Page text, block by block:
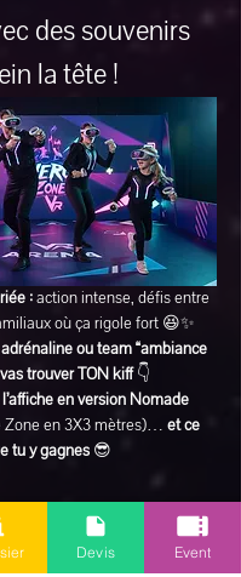
des souvenirs
la tête !
: action intense, défis entre
où ça rigole fort 😆✨
ou team “ambiance
trouver TON kiff 👇
en version Nomade
Zone en 3X3 mètres)… et ce
tu y gagnes 😎
En lire plus >Devis Event